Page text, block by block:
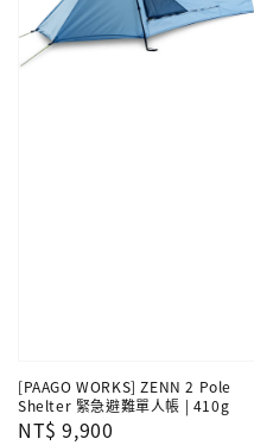
[PAAGO WORKS] ZENN 2 Pole
Shelter 緊急避難單人帳 | 410g
Regular
NT$ 9,900